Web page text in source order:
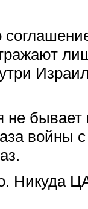
не бывает
войны
Никуда